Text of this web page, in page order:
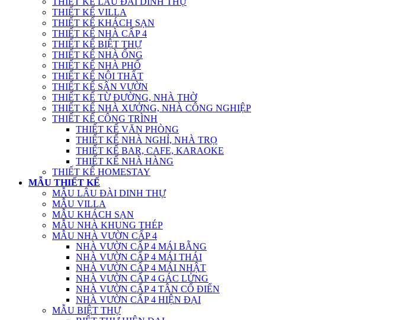
THIẾT KẾ VILLA
THIẾT KẾ KHÁCH SẠN
THIẾT KẾ NHÀ CẤP 4
THIẾT KẾ BIỆT THỰ
THIẾT KẾ NHÀ ỐNG
THIẾT KẾ NHÀ PHỐ
THIẾT KẾ NỘI THẤT
THIẾT KẾ SÂN VƯỜN
THIẾT KẾ TỪ ĐƯỜNG, NHÀ THỜ
THIẾT KẾ NHÀ XƯỞNG, NHÀ CÔNG NGHIỆP
THIẾT KẾ CÔNG TRÌNH
THIẾT KẾ VĂN PHÒNG
THIẾT KẾ NHÀ NGHỈ, NHÀ TRỌ
THIẾT KẾ BAR, CAFE, KARAOKE
THIẾT KẾ NHÀ HÀNG
THIẾT KẾ HOMESTAY
MẪU THIẾT KẾ
MẪU LÂU ĐÀI DINH THỰ
MẪU VILLA
MẪU KHÁCH SẠN
MẪU NHÀ KHUNG THÉP
MẪU NHÀ VƯỜN CẤP 4
NHÀ VƯỜN CẤP 4 MÁI BẰNG
NHÀ VƯỜN CẤP 4 MÁI THÁI
NHÀ VƯỜN CẤP 4 MÁI NHẬT
NHÀ VƯỜN CẤP 4 GÁC LỬNG
NHÀ VƯỜN CẤP 4 TÂN CỔ ĐIỂN
NHÀ VƯỜN CẤP 4 HIỆN ĐẠI
MẪU BIỆT THỰ